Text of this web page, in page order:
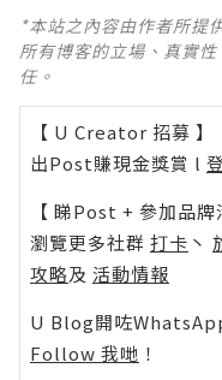
*本站之內容由作者所提
所有博客的立場、真實
任。
【 U Creator 招募 】
出Post賺現金獎賞 l
【 睇Post + 參加品牌
瀏覽更多社群 打卡 丶
攻略及 活動情報
U Blog開咗
Follow 我哋 ！